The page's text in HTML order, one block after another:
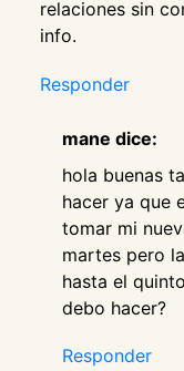
relaciones sin
info.
Responder
mane dice:
hola buenas
hacer ya que
tomar mi
martes pero
hasta el
debo hacer?
Responder